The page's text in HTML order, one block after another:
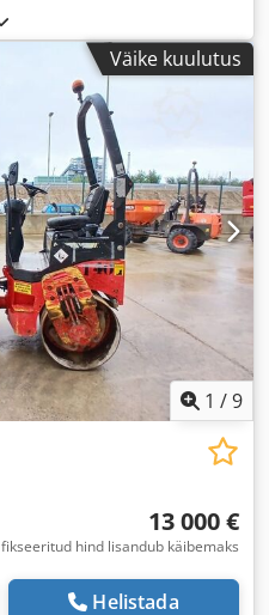
Väike kuulutus
1 /9
13 000 €
fikseeritud hind lisandub käibemaks
Helistada